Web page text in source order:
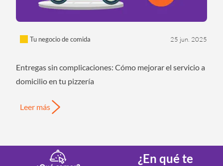
Tu negocio de comida 25 jun. 2025
Entregas sin complicaciones: Cómo mejorar el servicio a
domicilio en tu pizzería
Leer más
¿En qué te